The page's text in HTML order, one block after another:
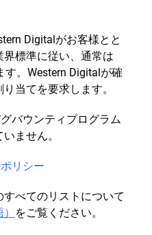
Digitalがお客様とと
界標準に従い、通常は
。Western Digitalが確
当てを要求します。
バウンティプログラム
ません。
リシー
べてのリストについて
をご覧ください。